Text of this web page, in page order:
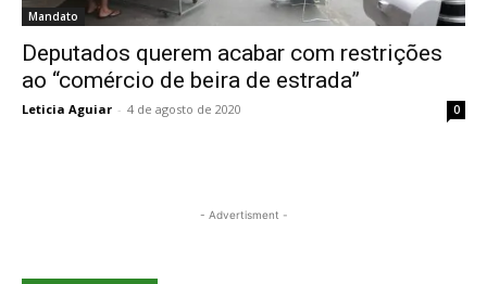
Mandato
Deputados querem acabar com restrições
ao “comércio de beira de estrada”
Leticia Aguiar - 4 de agosto de 2020 0
- Advertisment -